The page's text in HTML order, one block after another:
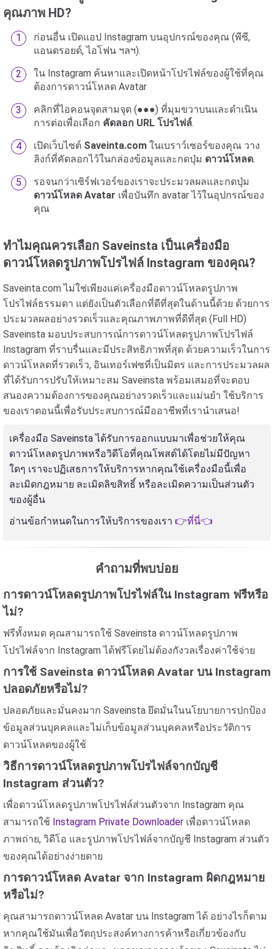
คุณภาพ HD?
ก่อนอื่น เปิดแอป Instagram บนอุปกรณ์ของคุณ (พีซี,
แอนดรอยด์, ไอโฟน ฯลฯ).
ใน Instagram ค้นหาและเปิดหน้าโปรไฟล์ของผู้ใช้ที่คุณ
ต้องการดาวน์โหลด Avatar
คลิกที่ไอคอนจุดสามจุด (●●●) ที่มุมขวาบนและดำเนิน
การต่อเพื่อเลือก คัดลอก URL โปรไฟล์.
เปิดเว็บไซต์ Saveinta.com ในเบราว์เซอร์ของคุณ วาง
ลิงก์ที่คัดลอกไว้ในกล่องข้อมูลและกดปุ่ม ดาวน์โหลด.
รอจนกว่าเซิร์ฟเวอร์ของเราจะประมวลผลและกดปุ่ม
ดาวน์โหลด Avatar เพื่อบันทึก avatar ไว้ในอุปกรณ์ของ
คุณ
ทำไมคุณควรเลือก Saveinsta เป็นเครื่องมือ
ดาวน์โหลดรูปภาพโปรไฟล์ Instagram ของคุณ?
Saveinta.com ไม่ใช่เพียงแค่เครื่องมือดาวน์โหลดรูปภาพ
โปรไฟล์ธรรมดา แต่ยังเป็นตัวเลือกที่ดีที่สุดในด้านนี้ด้วย ด้วยการ
ประมวลผลอย่างรวดเร็วและคุณภาพภาพที่ดีที่สุด (Full HD)
Saveinsta มอบประสบการณ์การดาวน์โหลดรูปภาพโปรไฟล์
Instagram ที่ราบรื่นและมีประสิทธิภาพที่สุด ด้วยความเร็วในการ
ดาวน์โหลดที่รวดเร็ว, อินเทอร์เฟซที่เป็นมิตร และการประมวลผล
ที่ได้รับการปรับให้เหมาะสม Saveinsta พร้อมเสมอที่จะตอบ
สนองความต้องการของคุณอย่างรวดเร็วและแม่นยำ ใช้บริการ
ของเราตอนนี้เพื่อรับประสบการณ์มืออาชีพที่เรานำเสนอ!
เครื่องมือ Saveinsta ได้รับการออกแบบมาเพื่อช่วยให้คุณ
ดาวน์โหลดรูปภาพหรือวิดีโอที่คุณโพสต์ได้โดยไม่มีปัญหา
ใดๆ เราจะปฏิเสธการให้บริการหากคุณใช้เครื่องมือนี้เพื่อ
ละเมิดกฎหมาย ละเมิดลิขสิทธิ์ หรือละเมิดความเป็นส่วนตัว
ของผู้อื่น
อ่านข้อกำหนดในการให้บริการของเรา 👉ที่นี่👈
คำถามที่พบบ่อย
การดาวน์โหลดรูปภาพโปรไฟล์ใน Instagram ฟรีหรือ
ไม่?
ฟรีทั้งหมด คุณสามารถใช้ Saveinsta ดาวน์โหลดรูปภาพ
โปรไฟล์จาก Instagram ได้ฟรีโดยไม่ต้องกังวลเรื่องค่าใช้จ่าย
การใช้ Saveinsta ดาวน์โหลด Avatar บน Instagram
ปลอดภัยหรือไม่?
ปลอดภัยและมั่นคงมาก Saveinsta ยึดมั่นในนโยบายการปกป้อง
ข้อมูลส่วนบุคคลและไม่เก็บข้อมูลส่วนบุคคลหรือประวัติการ
ดาวน์โหลดของผู้ใช้
วิธีการดาวน์โหลดรูปภาพโปรไฟล์จากบัญชี
Instagram ส่วนตัว?
เพื่อดาวน์โหลดรูปภาพโปรไฟล์ส่วนตัวจาก Instagram คุณ
สามารถใช้ Instagram Private Downloader เพื่อดาวน์โหลด
ภาพถ่าย, วิดีโอ และรูปภาพโปรไฟล์จากบัญชี Instagram ส่วนตัว
ของคุณได้อย่างง่ายดาย
การดาวน์โหลด Avatar จาก Instagram ผิดกฎหมาย
หรือไม่?
คุณสามารถดาวน์โหลด Avatar บน Instagram ได้ อย่างไรก็ตาม
หากคุณใช้มันเพื่อวัตถุประสงค์ทางการค้าหรือเกี่ยวข้องกับ